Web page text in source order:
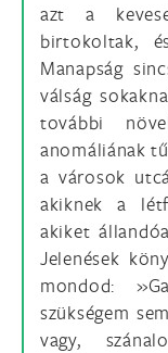
azt a
birtokoltak,
Manapság
válság
további
anomáliának
a városok
akiknek a
akiket
Jelenések
mondod:
szükségem
vagy,